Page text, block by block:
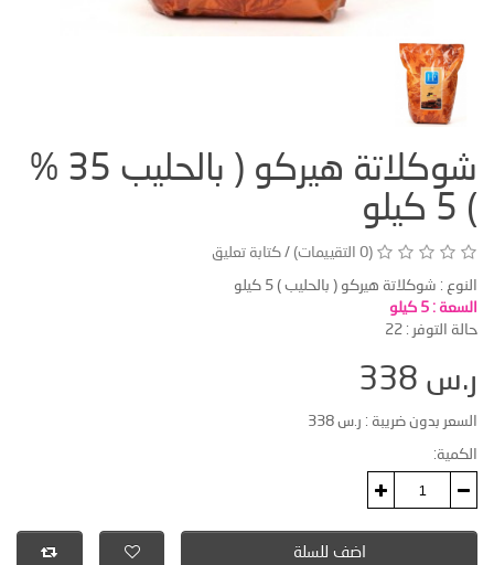
شوكلاتة هيركو ( بالحليب 35 %
) 5 كيلو
(0 التقييمات) / كتابة تعليق
النوع : شوكلاتة هيركو ( بالحليب ) 5 كيلو
السعة : 5 كيلو
حالة التوفر : 22
ر.س 338
السعر بدون ضريبة : ر.س 338
الكمية:
اضف للسلة